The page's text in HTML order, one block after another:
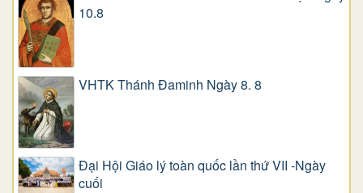
10.8
VHTK Thánh Đaminh Ngày 8. 8
Đại Hội Giáo lý toàn quốc lần thứ VII -Ngày
cuối